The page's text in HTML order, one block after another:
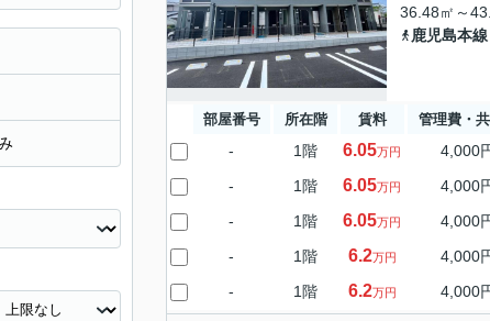
36.48㎡～
鹿児島本線
部屋番号 所在階 賃料 管理費・
- 1階 6.05万円 4,000
- 1階 6.05万円 4,000
- 1階 6.05万円 4,000
- 1階 6.2万円 4,000
- 1階 6.2万円 4,000